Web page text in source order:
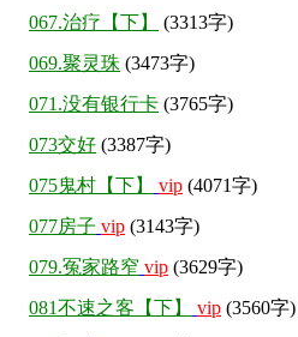
067.治疗【下】
(3313字)
069.聚灵珠 (3473字)
071.没有银行卡 (3765字)
073交好 (3387字)
075鬼村【下】 vip (4071字)
077房子 vip (3143字)
079.冤家路窄 vip (3629字)
081不速之客【下】 vip (3560字)